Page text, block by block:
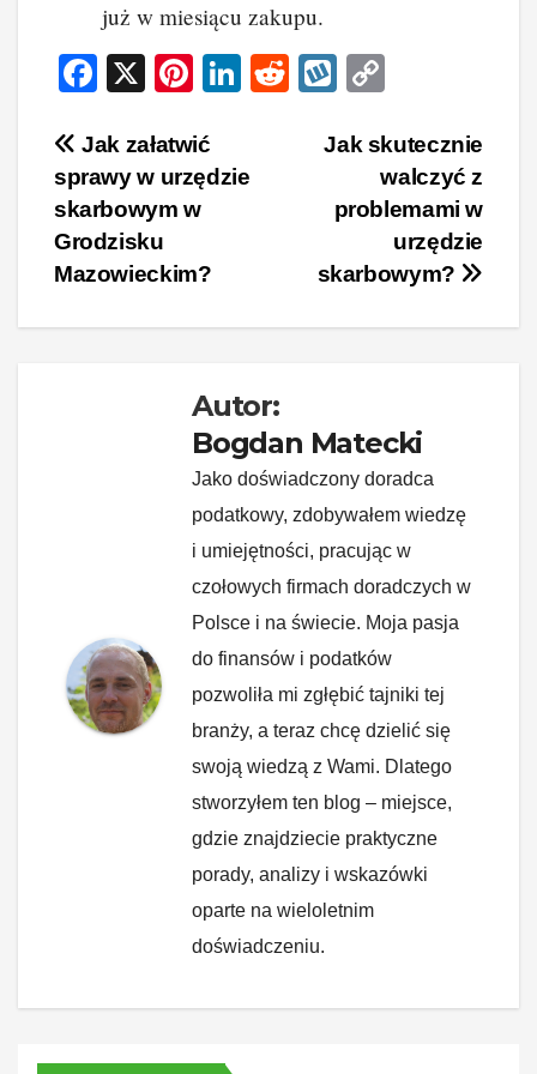
już w miesiącu zakupu.
F
c
e
b
o
k
X
Pi
er
e
st
Li
e
R
W
o
p
y
Li
n
Nawigacja
wpisu
Jak skutecznie
walczyć z
problemami w
urzędzie
skarbowym?
Jak załatwić
sprawy w urzędzie
skarbowym w
Grodzisku
Mazowieckim?
Autor:
Bogdan Matecki
Jako doświadczony doradca
podatkowy, zdobywałem wiedzę
i umiejętności, pracując w
czołowych firmach doradczych w
Polsce i na świecie. Moja pasja
do finansów i podatków
pozwoliła mi zgłębić tajniki tej
branży, a teraz chcę dzielić się
swoją wiedzą z Wami. Dlatego
stworzyłem ten blog – miejsce,
gdzie znajdziecie praktyczne
porady, analizy i wskazówki
oparte na wieloletnim
doświadczeniu.